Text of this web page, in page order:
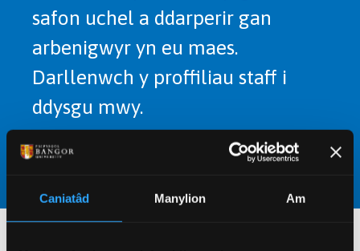
Caniatâd Manylion Am
safon uchel a ddarperir gan
arbenigwyr yn eu maes.
Darllenwch y proffiliau staff i
ddysgu mwy.
PROFFILIAU STAFF